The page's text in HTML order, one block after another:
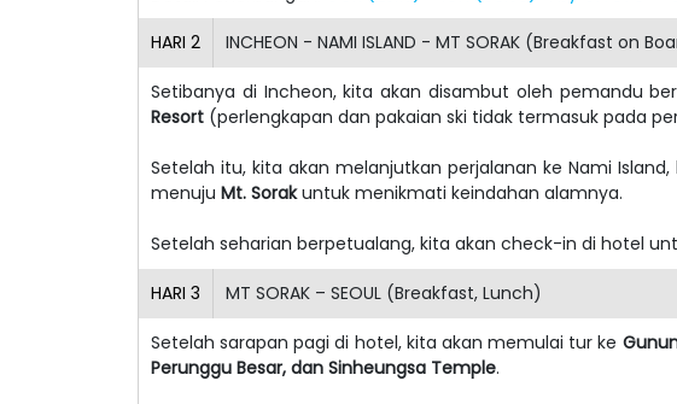
HARI 2 INCHEON - NAMI ISLAND - MT SORAK (Breakfast on
Setibanya di Incheon, kita akan disambut oleh pemandu
Resort (perlengkapan dan pakaian ski tidak termasuk pada
Setelah itu, kita akan melanjutkan perjalanan ke Nami
menuju Mt. Sorakuntuk menikmati keindahan alamnya.
Setelah seharian berpetualang, kita akan check-in di hotel
HARI 3 MT SORAK – SEOUL (Breakfast, Lunch)
Setelah sarapan pagi di hotel, kita akan memulai tur ke
Perunggu Besar, dan Sinheungsa Temple.